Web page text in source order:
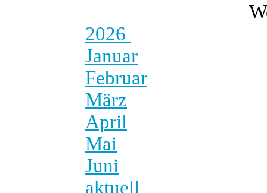
2026
Januar
Februar
März
April
Mai
Juni
aktuell